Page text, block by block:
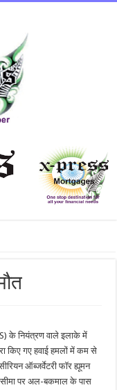
के नियंत्रण वाले इलाके में
किए गए हवाई हमलों में कम से
ऑब्जर्वेटरी फॉर ह्यूमन
पर अल-बकमाल के पास